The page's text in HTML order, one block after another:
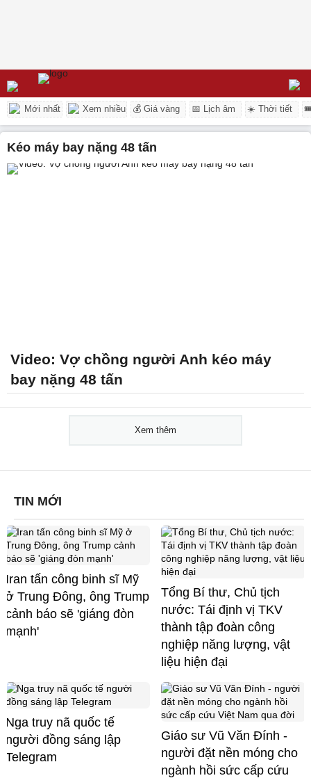
Mới nhất Xem nhiều 💰 Giá vàng 📅 Lịch âm ☀️ Thời tiết
kéo máy bay nặng 48 tấn
Video: Vợ chồng người Anh kéo máy
bay nặng 48 tấn
Xem thêm
TIN MỚI
Iran tấn công binh sĩ Mỹ
ở Trung Đông, ông Trump
cảnh báo sẽ 'giáng đòn
mạnh'
Tổng Bí thư, Chủ tịch
nước: Tái định vị TKV
thành tập đoàn công
nghiệp năng lượng, vật
liệu hiện đại
Nga truy nã quốc tế
người đồng sáng lập
Telegram
Giáo sư Vũ Văn Đính -
người đặt nền móng cho
ngành hồi sức cấp cứu